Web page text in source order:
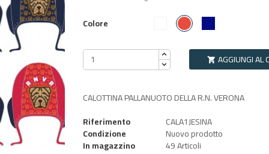
Colore BiancoRosso
 AGGIUNGI AL
CALOTTINA PALLANUOTO DELLA R.N. VERONA
Riferimento
CALA1JESINA
Condizione Nuovo prodotto
In magazzino 49 Articoli